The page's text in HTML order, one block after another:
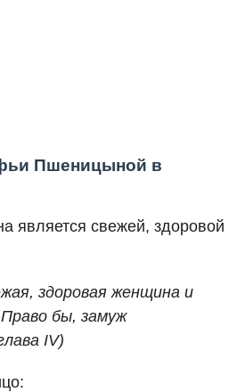
Пшеницыной в
является свежей, здоровой
здоровая женщина и
Право бы, замуж
IV)